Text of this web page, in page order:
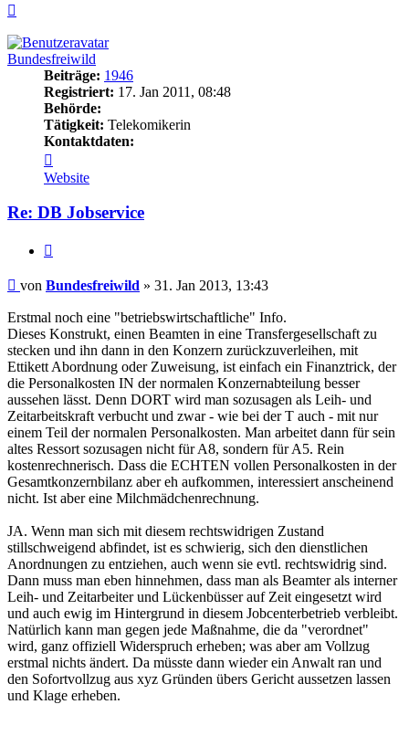
Bundesfreiwild
Beiträge: 1946
Registriert: 17. Jan 2011, 08:48
Behörde:
Tätigkeit: Telekomikerin
Kontaktdaten:
von
Bundesfreiwild
Website
Re: DB Jobservice
Beitrag
von Bundesfreiwild » 31. Jan 2013, 13:43
Erstmal noch eine "betriebswirtschaftliche" Info.
Dieses Konstrukt, einen Beamten in eine Transfergesellschaft zu
stecken und ihn dann in den Konzern zurückzuverleihen, mit
Ettikett Abordnung oder Zuweisung, ist einfach ein Finanztrick, der
die Personalkosten IN der normalen Konzernabteilung besser
aussehen lässt. Denn DORT wird man sozusagen als Leih- und
Zeitarbeitskraft verbucht und zwar - wie bei der T auch - mit nur
einem Teil der normalen Personalkosten. Man arbeitet dann für sein
altes Ressort sozusagen nicht für A8, sondern für A5. Rein
kostenrechnerisch. Dass die ECHTEN vollen Personalkosten in der
Gesamtkonzernbilanz aber eh aufkommen, interessiert anscheinend
nicht. Ist aber eine Milchmädchenrechnung.
JA. Wenn man sich mit diesem rechtswidrigen Zustand
stillschweigend abfindet, ist es schwierig, sich den dienstlichen
Anordnungen zu entziehen, auch wenn sie evtl. rechtswidrig sind.
Dann muss man eben hinnehmen, dass man als Beamter als interner
Leih- und Zeitarbeiter und Lückenbüsser auf Zeit eingesetzt wird
und auch ewig im Hintergrund in diesem Jobcenterbetrieb verbleibt.
Natürlich kann man gegen jede Maßnahme, die da "verordnet"
wird, ganz offiziell Widerspruch erheben; was aber am Vollzug
erstmal nichts ändert. Da müsste dann wieder ein Anwalt ran und
den Sofortvollzug aus xyz Gründen übers Gericht aussetzen lassen
und Klage erheben.